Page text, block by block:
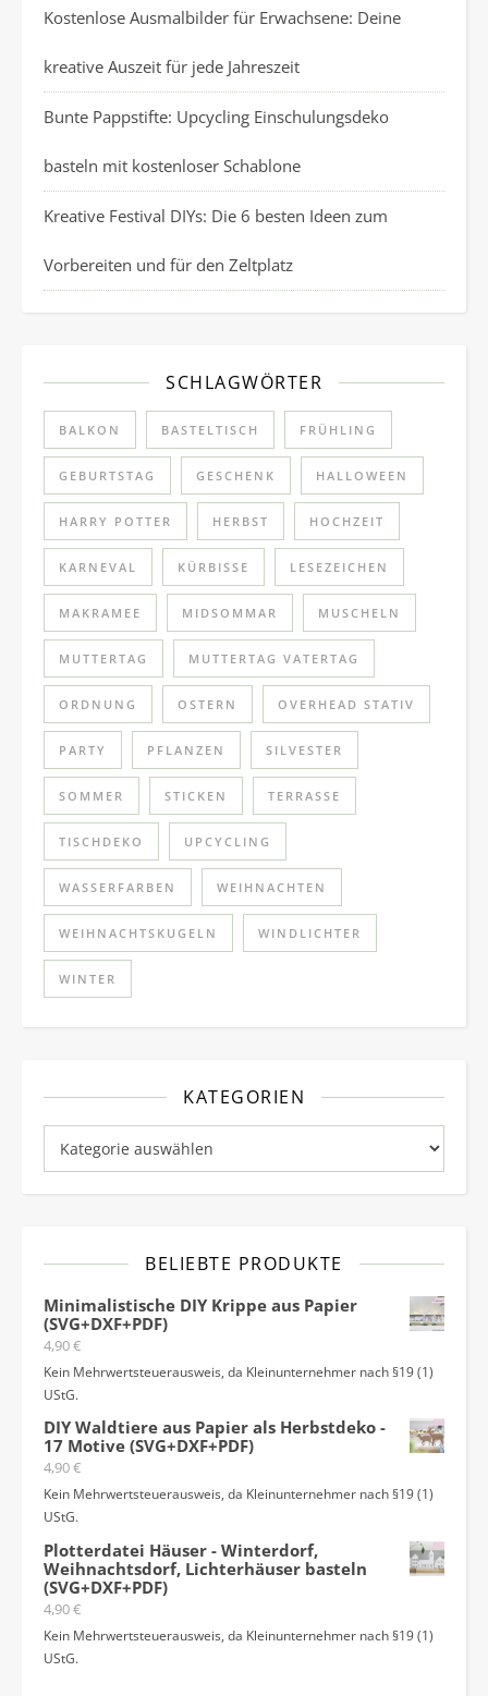
Kostenlose Ausmalbilder für Erwachsene: Deine
kreative Auszeit für jede Jahreszeit
Bunte Pappstifte: Upcycling Einschulungsdeko
basteln mit kostenloser Schablone
Kreative Festival DIYs: Die 6 besten Ideen zum
Vorbereiten und für den Zeltplatz
SCHLAGWÖRTER
BALKON BASTELTISCH FRÜHLING
GEBURTSTAG GESCHENK HALLOWEEN
HARRY POTTER HERBST HOCHZEIT
KARNEVAL KÜRBISSE LESEZEICHEN
MAKRAMEE MIDSOMMAR MUSCHELN
MUTTERTAG MUTTERTAG VATERTAG
ORDNUNG OSTERN OVERHEAD STATIV
PARTY PFLANZEN SILVESTER
SOMMER STICKEN TERRASSE
TISCHDEKO UPCYCLING
WASSERFARBEN WEIHNACHTEN
WEIHNACHTSKUGELN WINDLICHTER
WINTER
KATEGORIEN
Kategorien
BELIEBTE PRODUKTE
Minimalistische DIY Krippe aus Papier
(SVG+DXF+PDF)
4,90€
Kein Mehrwertsteuerausweis, da Kleinunternehmer nach §19 (1)
UStG.
DIY Waldtiere aus Papier als Herbstdeko -
17 Motive (SVG+DXF+PDF)
4,90€
Kein Mehrwertsteuerausweis, da Kleinunternehmer nach §19 (1)
UStG.
Plotterdatei Häuser - Winterdorf,
Weihnachtsdorf, Lichterhäuser basteln
(SVG+DXF+PDF)
4,90€
Kein Mehrwertsteuerausweis, da Kleinunternehmer nach §19 (1)
UStG.